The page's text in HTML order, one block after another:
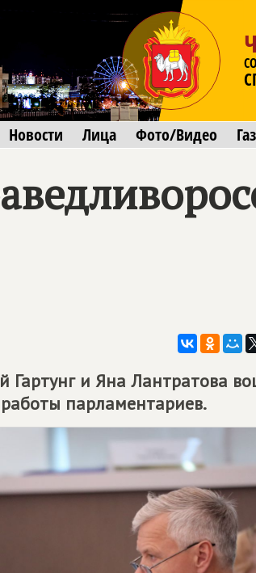
Новости Лица Фото/Видео
Гартунг и Яна Лантратова
парламентариев.